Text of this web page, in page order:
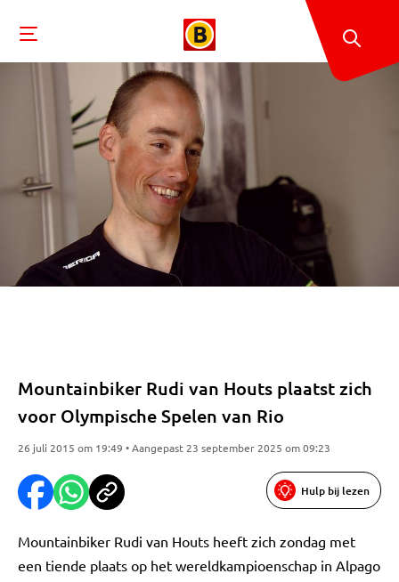
Mountainbiker Rudi van Houts plaatst zich
voor Olympische Spelen van Rio
26 juli 2015 om 19:49 • Aangepast 23 september 2025 om 09:23
Hulp bij lezen
Mountainbiker Rudi van Houts heeft zich zondag met
een tiende plaats op het wereldkampioenschap in Alpago